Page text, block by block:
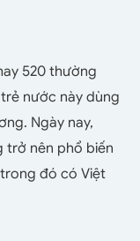
520 thường
nước này dùng
Ngày nay,
trở nên phổ biến
đó có Việt